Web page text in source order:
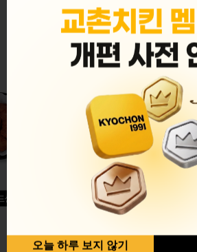
MENU
글윙
반반순살[레드+허니]
오늘 하루 보지 않기